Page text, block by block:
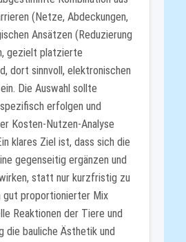
(Netze, Abdeckungen,
Ansätzen (Reduzierung
gezielt platzierte
dort sinnvoll, elektronischen
Die Auswahl sollte
erfolgen und
Kosten-Nutzen-Analyse
klares Ziel ist, dass sich die
gegenseitig ergänzen und
statt nur kurzfristig zu
gut proportionierter Mix
Reaktionen der Tiere und
die bauliche Ästhetik und